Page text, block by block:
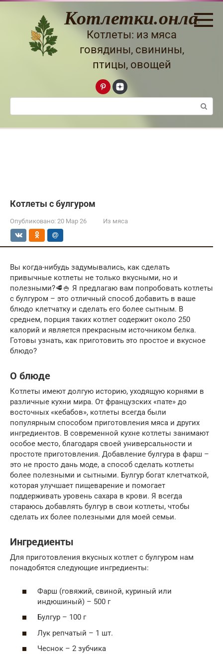
Перейти
Котлетки.онлайн
Котлеты: из мяса
говядины, свинины,
птицы, овощей
Поиск:
Котлеты с булгуром
Опубликовано: 20 Мар 26 Из мяса
Вы когда-нибудь задумывались, как сделать
привычные котлеты не только вкусными, но и
полезными?🥩🍚 Я предлагаю вам попробовать котлеты
с булгуром – это отличный способ добавить в ваше
блюдо клетчатку и сделать его более сытным. В
среднем, порция таких котлет содержит около 250
калорий и является прекрасным источником белка.
Готовы узнать, как приготовить это простое и вкусное
блюдо?
О блюде
Котлеты имеют долгую историю, уходящую корнями в
различные кухни мира. От французских «пате» до
восточных «кебабов», котлеты всегда были
популярным способом приготовления мяса и других
ингредиентов. В современной кухне котлеты занимают
особое место, благодаря своей универсальности и
простоте приготовления. Добавление булгура в фарш –
это не просто дань моде, а способ сделать котлеты
более полезными и сытными. Булгур богат клетчаткой,
которая улучшает пищеварение и помогает
поддерживать уровень сахара в крови. Я всегда
стараюсь добавлять булгур в свои котлеты, чтобы
сделать их более полезными для моей семьи.
Ингредиенты
Для приготовления вкусных котлет с булгуром нам
понадобятся следующие ингредиенты:
Фарш (говяжий, свиной, куриный или
индюшиный) – 500 г
Булгур – 100 г
Лук репчатый – 1 шт.
Чеснок – 2 зубчика